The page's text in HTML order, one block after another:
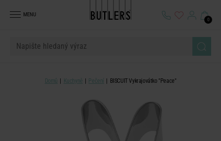
MENU
0
Domů Kuchyně Pečení BISCUIT Vykrajovátko "Peace"